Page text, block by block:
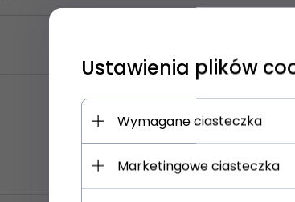
Ustawienia plików
Wymagane ciasteczka
Marketingowe ciasteczka
Zapisz się NA newsletter i odbierz